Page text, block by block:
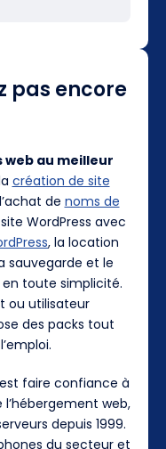
pas encore
web au meilleur
création de site
de noms de
WordPress avec
, la location
sauvegarde et le
toute simplicité.
ou utilisateur
des packs tout
faire confiance à
l’hébergement web,
depuis 1999.
du secteur et